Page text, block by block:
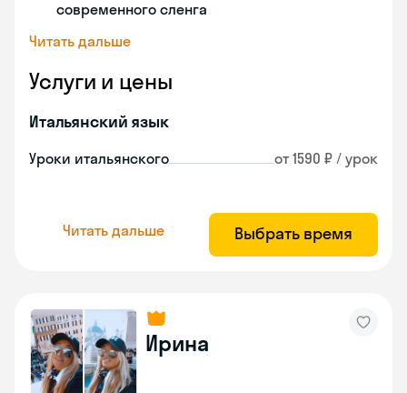
современного сленга
Читать дальше
Услуги и цены
Итальянский язык
Уроки итальянского от 1590 ₽ / урок
Читать дальше Выбрать время
Ирина